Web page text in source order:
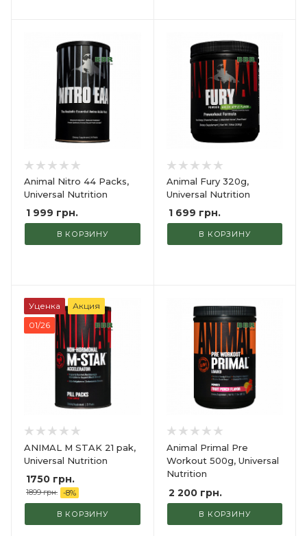
Animal Nitro 44 Packs,
Universal Nutrition
1 999 грн.
В КОРЗИНУ
Animal Fury 320g,
Universal Nutrition
1 699 грн.
В КОРЗИНУ
Уценка
Акция
01/26
ANIMAL M STAK 21 pak,
Universal Nutrition
1750 грн.
1899 грн. -8%
В КОРЗИНУ
Animal Primal Pre
Workout 500g, Universal
Nutrition
2 200грн.
В КОРЗИНУ